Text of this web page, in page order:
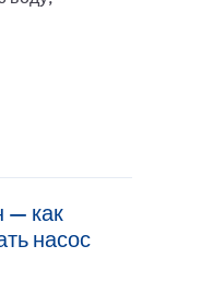
— как
насос